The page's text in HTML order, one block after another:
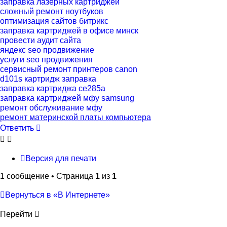
заправка лазерных картриджей
сложный ремонт ноутбуков
оптимизация сайтов битрикс
заправка картриджей в офисе минск
провести аудит сайта
яндекс seo продвижение
услуги seo продвижения
сервисный ремонт принтеров canon
d101s картридж заправка
заправка картриджа се285а
заправка картриджей мфу samsung
ремонт обслуживание мфу
ремонт материнской платы компьютера
Ответить
Версия для печати
1 сообщение • Страница 1 из 1
Вернуться в «В Интернете»
Перейти